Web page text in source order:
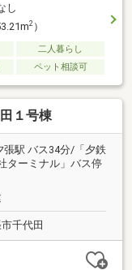
し
2）
二人暮らし
ペット相談可
１号棟
張駅 バス34分/「夕鉄
ーミナル」バス停
千代田